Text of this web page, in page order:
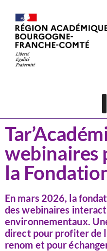
webinaires
la
En mars 2026, la
des webinaires
environnementaux.
direct pour profiter de
renom et pour